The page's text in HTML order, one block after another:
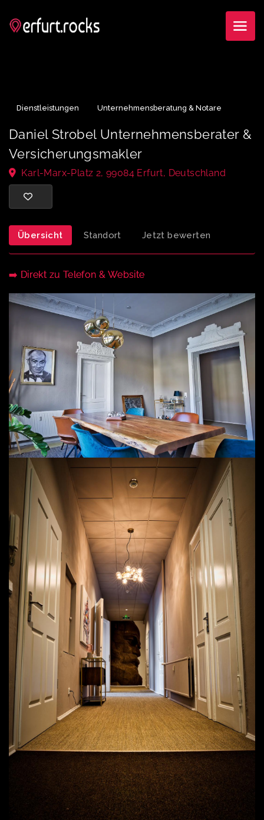
Daniel Strobel Unternehmensberater
Versicherungsmakler
Karl-Marx-Platz 2, 99084 Erfurt, Deutschland
Übersicht Standort Jetzt bewerten
➡️ Direkt zu Telefon & Website